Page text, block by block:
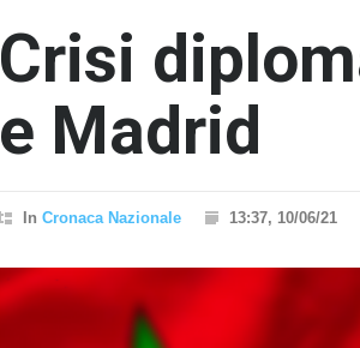
Crisi
e Madrid
In Cronaca Nazionale 13:37, 10/06/21